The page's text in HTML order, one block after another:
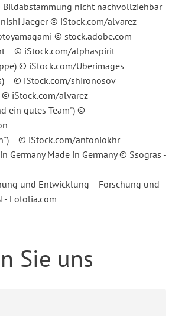
nicht nachvollziehbar
Jaeger © iStock.com/alvarez
© stock.adobe.com
© iStock.com/alphaspirit
© iStock.com/Uberimages
© iStock.com/shironosov
iStock.com/alvarez
ein gutes Team") ©
© iStock.com/antoniokhr
Germany Made in Germany © Ssogras -
und Entwicklung Forschung und
- Fotolia.com
Sie uns